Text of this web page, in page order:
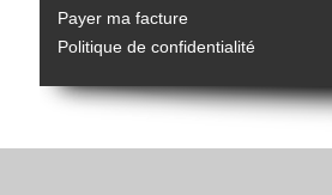
Payer ma facture
Politique de confidentialité